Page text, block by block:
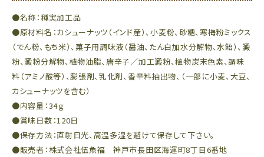
●名称：種実加工品
●原材料名：カシューナッツ（インド産）、小麦粉、砂糖、寒梅粉ミックス
（でん粉、もち米）、菓子用調味液（醤油、たん白加水分解物、水飴）、澱
粉、澱粉分解物、植物油脂、唐辛子／加工澱粉、植物炭末色素、調味
料（アミノ酸等）、膨張剤、乳化剤、香辛料抽出物、（一部に小麦、大豆、
カシューナッツを含む）
●内容量：34ｇ
●賞味日数：120日
●保存方法：直射日光、高温多湿を避けて保存して下さい。
●販売者：株式会社伍魚福 神戸市長田区海運町8丁目6番地